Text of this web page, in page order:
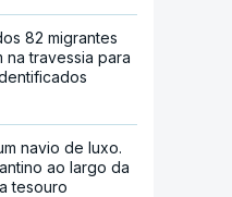
82 migrantes
na travessia para
navio de luxo.
ao largo da
tesouro